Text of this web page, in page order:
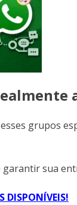
grupos
sua
DISPONÍVEIS!